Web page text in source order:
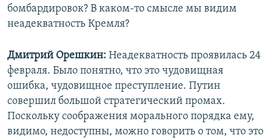
бомбардировок? В каком-то смысле мы видим
неадекватность Кремля?
Дмитрий Орешкин: Неадекватность проявилась 24
февраля. Было понятно, что это чудовищная
ошибка, чудовищное преступление. Путин
совершил большой стратегический промах.
Поскольку соображения морального порядка ему,
видимо, недоступны, можно говорить о том, что это